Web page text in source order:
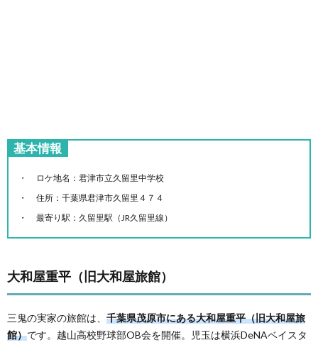
基本情報
ロケ地名：君津市立久留里中学校
住所：千葉県君津市久留里４７４
最寄り駅：久留里駅（JR久留里線）
大和屋重平（旧大和屋旅館）
三鬼の実家の旅館は、 千葉県茂原市にある大和屋重平（旧大和屋旅
館）です。越山高校野球部OB会を開催。児玉は横浜DeNAベイスタ